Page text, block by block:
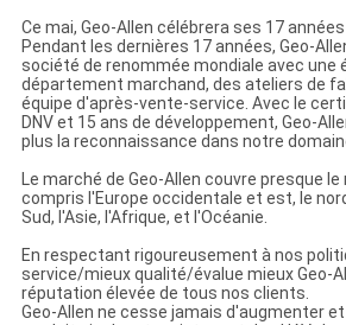
Ce mai, Geo-Allen célébrera ses 17
Pendant les dernières 17 années, Geo-
société de renommée mondiale avec une
département marchand, des ateliers de
équipe d'après-vente-service. Avec le
DNV et 15 ans de développement, Geo-
plus la reconnaissance dans notre
Le marché de Geo-Allen couvre presque le
compris l'Europe occidentale et est, le
Sud, l'Asie, l'Afrique, et l'Océanie.
En respectant rigoureusement à nos
service/mieux qualité/évalue mieux Geo-
réputation élevée de tous nos clients.
Geo-Allen ne cesse jamais d'augmenter